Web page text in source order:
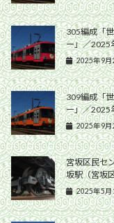
305編成「
ー」／2025
2025年9月
309編成「
ー」／2025
2025年9月
宮坂区民セ
坂駅（宮坂
2025年5月